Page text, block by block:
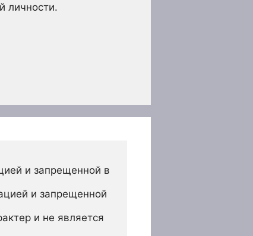
личности.
и запрещенной в
и запрещенной
и не является